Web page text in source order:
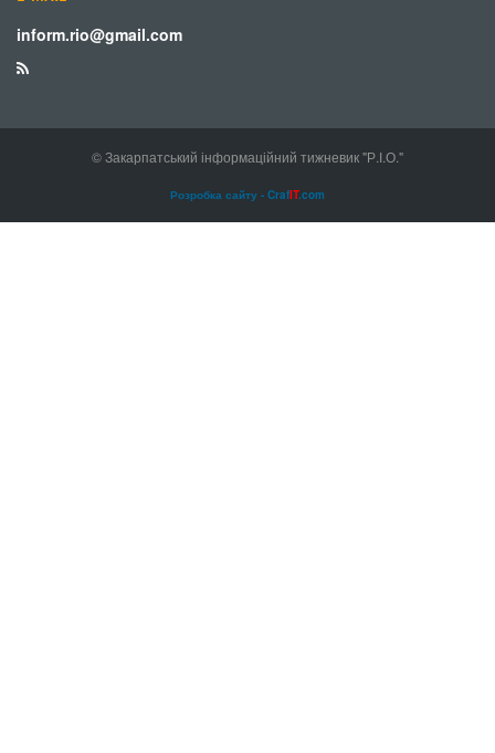
inform.rio@gmail.com
© Закарпатський інформаційний тижневик "Р.І.О."
Розробка сайту - CrafIT.com